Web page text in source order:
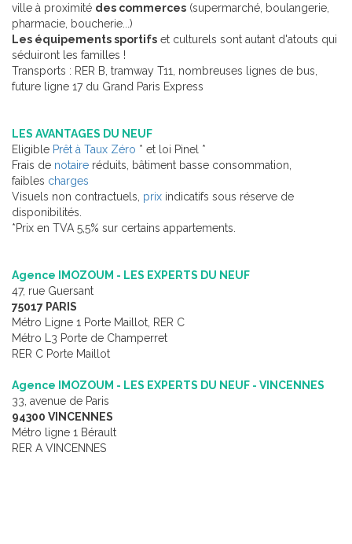
ville à proximité des commerces (supermarché, boulangerie,
pharmacie, boucherie...)
Les équipements sportifs et culturels sont autant d'atouts qui
séduiront les familles !
Transports : RER B, tramway T11, nombreuses lignes de bus,
future ligne 17 du Grand Paris Express
LES AVANTAGES DU NEUF
Eligible Prêt à Taux Zéro * et loi Pinel *
Frais de notaire réduits, bâtiment basse consommation,
faibles charges
Visuels non contractuels, prix indicatifs sous réserve de
disponibilités.
*Prix en TVA 5,5% sur certains appartements.
Agence IMOZOUM - LES EXPERTS DU NEUF
47, rue Guersant
75017 PARIS
Métro Ligne 1 Porte Maillot, RER C
Métro L3 Porte de Champerret
RER C Porte Maillot
Agence IMOZOUM - LES EXPERTS DU NEUF - VINCENNES
33, avenue de Paris
94300 VINCENNES
Métro ligne 1 Bérault
RER A VINCENNES